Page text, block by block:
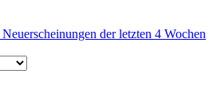
Neuerscheinungen der letzten 4 Wochen